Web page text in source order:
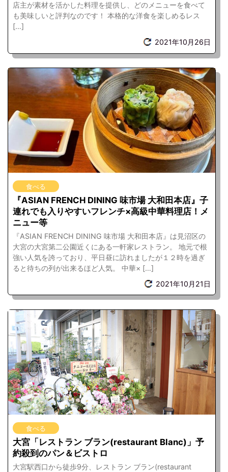
店主が素材を活かした料理を提供し、どのメニューを食べて
も美味しいと評判なのです！ 本格的な洋食を楽しめるレス
[…]
2021年10月26日
食べる
『ASIAN FRENCH DINING 味市場 大和田本店』子
連れでも入りやすいフレンチ×高級中華料理店！メ
ニュー等
『ASIAN FRENCH DINING 味市場 大和田本店』は見沼区の
大宮の大宮第二公園近くにある一軒家レストラン。 地元で根
強い人気を誇っており、平日昼に訪れましたが１２時を過ぎ
ると待ちの列が出来るほど人気。 中華× […]
2021年10月21日
食べる
大宮「レストラン ブラン(restaurant Blanc)」予
約殺到のパン＆ビストロ
大宮駅西口から徒歩9分、レストラン ブラン(restaurant